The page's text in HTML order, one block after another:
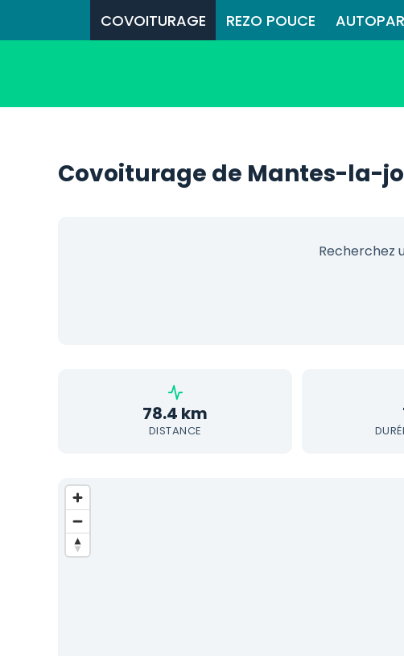
COVOITURAGE REZO POUCE
Covoiturage de Mantes-la-
Recherchez
78.4 km
DISTANCE